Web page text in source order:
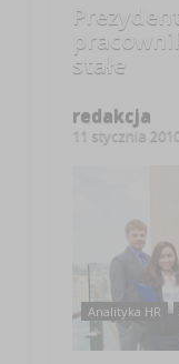
stałe
redakcja
11 stycznia
Analityka HR